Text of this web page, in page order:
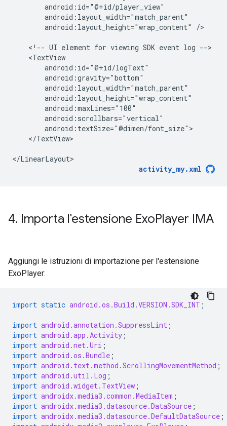
android:layout_height="wrap_content"
/>
<!-- UI element for viewing SDK event log
</TextView>
activity_my.xml
4. Importa l'estensione ExoPlayer IMA
Aggiungi le istruzioni di importazione per l'estensione
ExoPlayer:
import static android.os.Build.VERSION.SDK_INT ;
import android.annotation.SuppressLint ;
import android.app.Activity ;
import android.net.Uri ;
import android.os.Bundle ;
import android.text.method.ScrollingMovementMethod ;
import android.util.Log ;
import android.widget.TextView ;
import androidx.media3.common.MediaItem ;
import androidx.media3.datasource.DataSource ;
import androidx.media3.datasource.DefaultDataSource ;